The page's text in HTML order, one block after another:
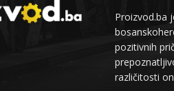
Proizvod.ba
pozitivnih
različitosti